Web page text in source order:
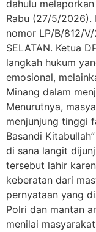
dahulu
Rabu (27/5/2026).
nomor LP/B/812/V/
SELATAN. Ketua
langkah hukum
emosional,
Minang dalam
Menurutnya,
menjunjung tinggi
Basandi
di sana langit
tersebut lahir
keberatan dari
pernyataan yang
Polri dan mantan
menilai